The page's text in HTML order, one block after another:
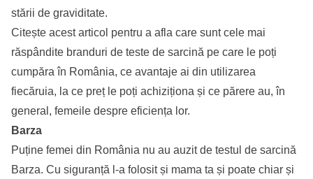
stării de graviditate.
Citește acest articol pentru a afla care sunt cele mai
răspândite branduri de teste de sarcină pe care le poți
cumpăra în România, ce avantaje ai din utilizarea
fiecăruia, la ce preț le poți achiziționa și ce părere au, în
general, femeile despre eficiența lor.
Barza
Puține femei din România nu au auzit de testul de sarcină
Barza. Cu siguranță l-a folosit și mama ta și poate chiar și